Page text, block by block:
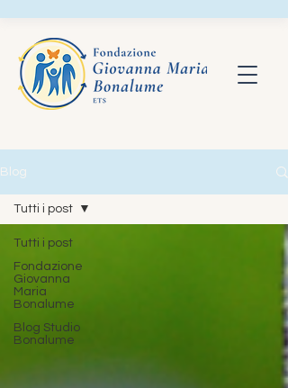
Blog
Tutti i post
Fondazione
Giovanna
Maria
Bonalume
Blog Studio
Bonalume
Tutti i post